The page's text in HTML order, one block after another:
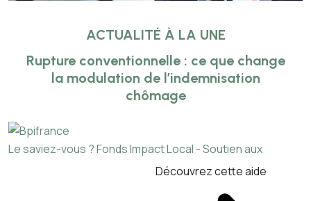
ACTUALITÉ À LA UNE
Rupture conventionnelle : ce que change
la modulation de l’indemnisation
chômage
Le saviez-vous ?Fonds Impact Local - Soutien aux
Découvrez cette aide